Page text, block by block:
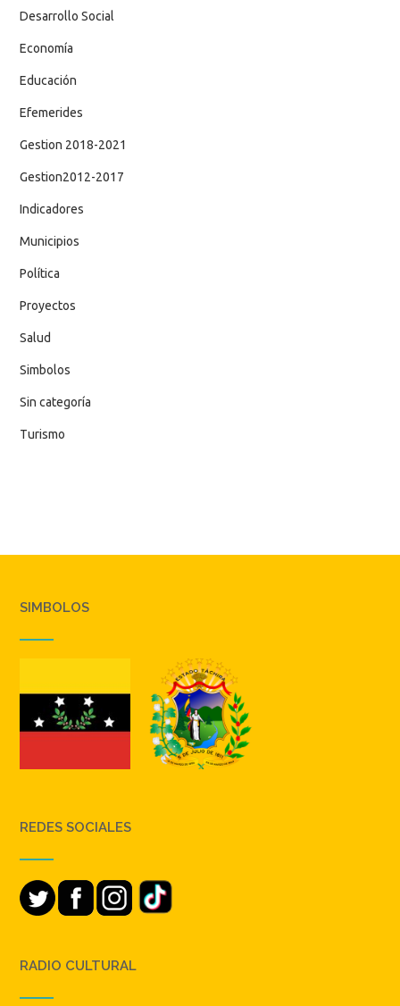
Desarrollo Social
Economía
Educación
Efemerides
Gestion 2018-2021
Gestion2012-2017
Indicadores
Municipios
Política
Proyectos
Salud
Simbolos
Sin categoría
Turismo
SIMBOLOS
REDES SOCIALES
RADIO CULTURAL